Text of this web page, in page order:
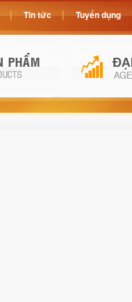
Tin tức Tuyển dụng